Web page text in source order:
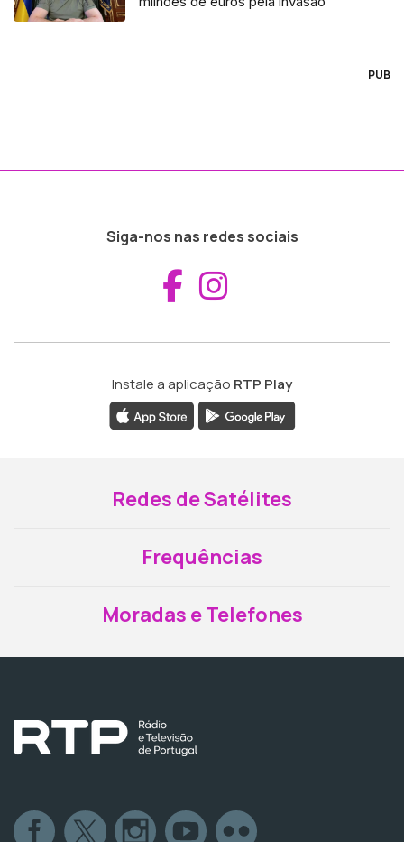
PUB
Siga-nos nas redes sociais
Aceder ao
Instale a aplicação RTP Play
Redes de Satélites
Frequências
Moradas e Telefones